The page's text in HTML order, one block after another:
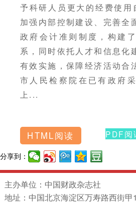
予科研人员更大的经费使用
加强内部控制建设、完善全
政府会计准则制度，构建
系，同时依托人才和信息化
有效实施，保障经济活动合
市人民检察院在已有政府
上...
HTML阅读 PDF阅
分享到：
主办单位：中国财政杂志社
地址：中国北京海淀区万寿路西街甲